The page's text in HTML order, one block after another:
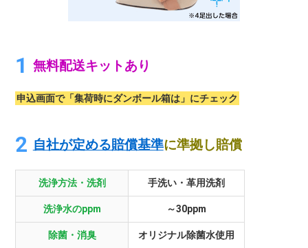
無料配送キットあり
申込画面で「集荷時にダンボール箱は」にチェック
自社が定める賠償基準に準拠し賠償
洗浄方法・洗剤 手洗い・革用洗剤
洗浄水のppm ～30ppm
除菌・消臭 オリジナル除菌水使用